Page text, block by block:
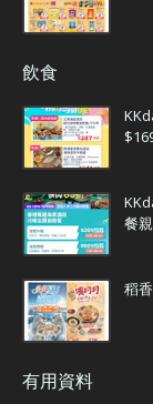
飲食
餐
稻
有用資料